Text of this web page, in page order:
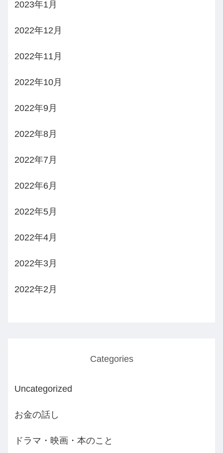
2023年1月
2022年12月
2022年11月
2022年10月
2022年9月
2022年8月
2022年7月
2022年6月
2022年5月
2022年4月
2022年3月
2022年2月
Categories
Uncategorized
お金の話し
ドラマ・映画・本のこと